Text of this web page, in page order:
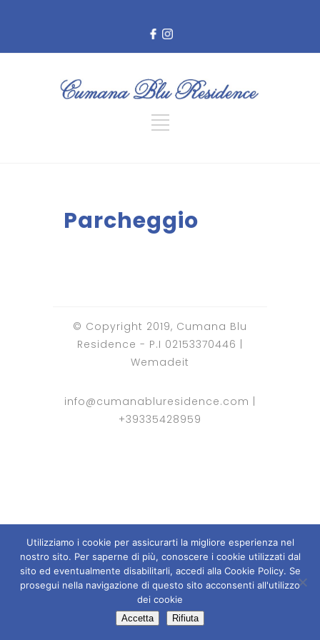
Parcheggio
© Copyright 2019, Cumana Blu
Residence - P.I 02153370446 |
Wemadeit
info@cumanabluresidence.com |
+39335428959
Utilizziamo i cookie per assicurarti la migliore esperienza nel
nostro sito. Per saperne di più, conoscere i cookie utilizzati dal
sito ed eventualmente disabilitarli, accedi alla Cookie Policy. Se
prosegui nella navigazione di questo sito acconsenti all'utilizzo
dei cookie
Accetta Rifiuta